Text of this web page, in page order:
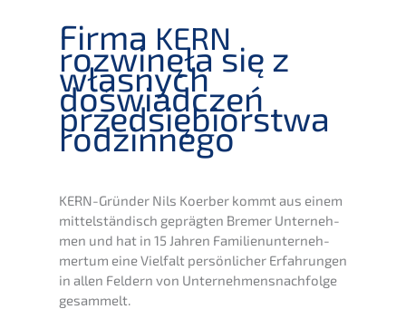
Firma KERN
rozwinęła się z
własnych
doświad­c­zeń
przedsię­bi­orst­wa
rodzinnego
KERN-Gründer Nils Koerber kommt aus einem
mittel­stän­disch gepräg­ten Bremer Unter­neh­
men und hat in 15 Jahren Famili­en­un­ter­neh­
mer­tum eine Vielfalt persön­li­cher Erfah­run­gen
in allen Feldern von Unternehmens­nachfolge
gesammelt.